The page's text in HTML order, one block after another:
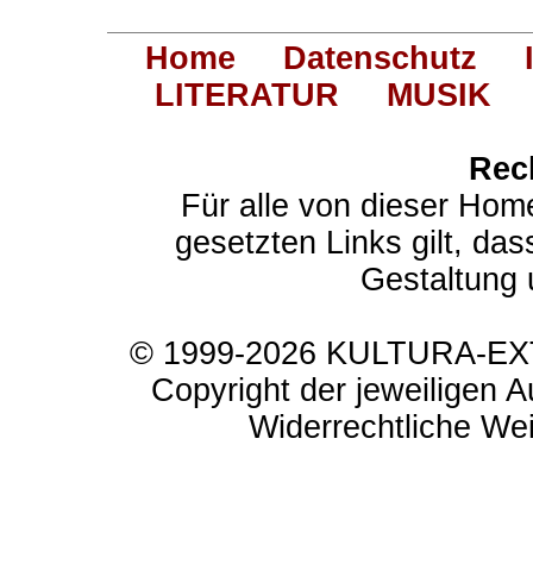
Home Datenschutz
LITERATUR
MUSIK
Für alle von dieser
gesetzten Links gilt,
Gestaltung
© 1999-2026 KULTURA-
Copyright der jeweiligen
Widerrechtliche